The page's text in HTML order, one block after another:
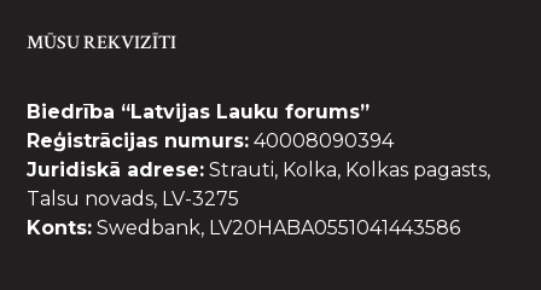
MŪSU REKVIZĪTI
Biedrība “Latvijas Lauku forums”
Reģistrācijas numurs: 40008090394
Juridiskā adrese: Strauti, Kolka, Kolkas pagasts,
Talsu novads, LV-3275
Konts: Swedbank, LV20HABA0551041443586